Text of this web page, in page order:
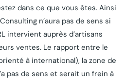
dans ce que vous êtes. Ainsi
n’aura pas de sens si
intervient auprès d’artisans
ventes. Le rapport entre le
à international), la zone de
pas de sens et serait un frein à